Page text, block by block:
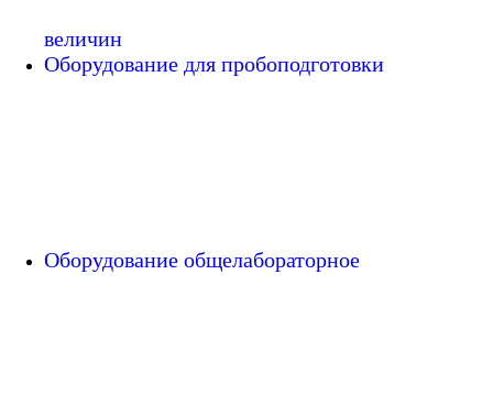
величин
Оборудование для пробоподготовки
Оборудование общелабораторное